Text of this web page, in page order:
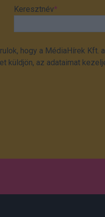
Keresztnév*
hogy a MédiaHírek Kft.
küldjön, az adataimat